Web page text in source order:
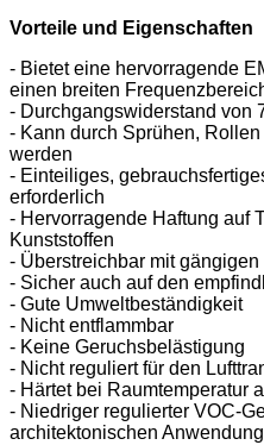
Vorteile und Eigenschaften
- Bietet eine hervorragende
einen breiten
- Durchgangswiderstand von
- Kann durch Sprühen,
werden
- Einteiliges,
erforderlich
- Hervorragende Haftung auf
Kunststoffen
- Überstreichbar mit
- Sicher auch auf den
- Gute Umweltbeständigkeit
- Nicht entflammbar
- Keine Geruchsbelästigung
- Nicht reguliert für den
- Härtet bei Raumtemperatur
- Niedriger regulierter VOC-
architektonischen